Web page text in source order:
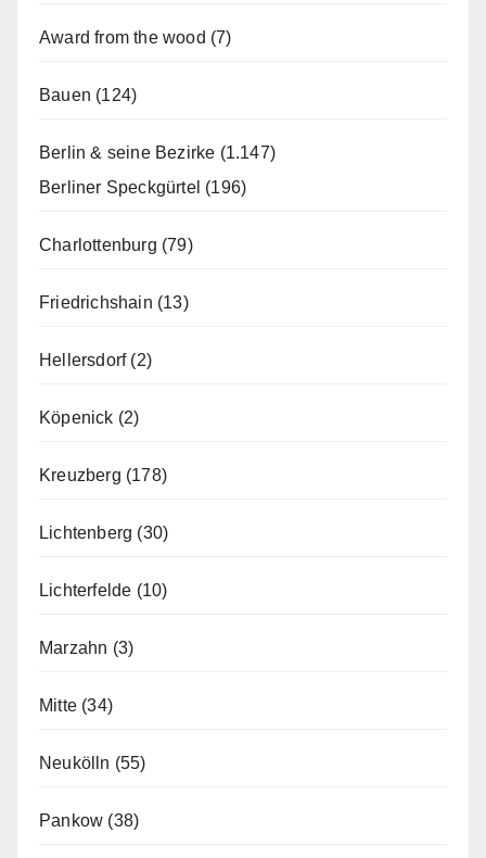
Award from the wood (7)
Bauen (124)
Berlin & seine Bezirke (1.147)
Berliner Speckgürtel (196)
Charlottenburg (79)
Friedrichshain (13)
Hellersdorf(2)
Köpenick (2)
Kreuzberg (178)
Lichtenberg (30)
Lichterfelde (10)
Marzahn (3)
Mitte (34)
Neukölln (55)
Pankow (38)